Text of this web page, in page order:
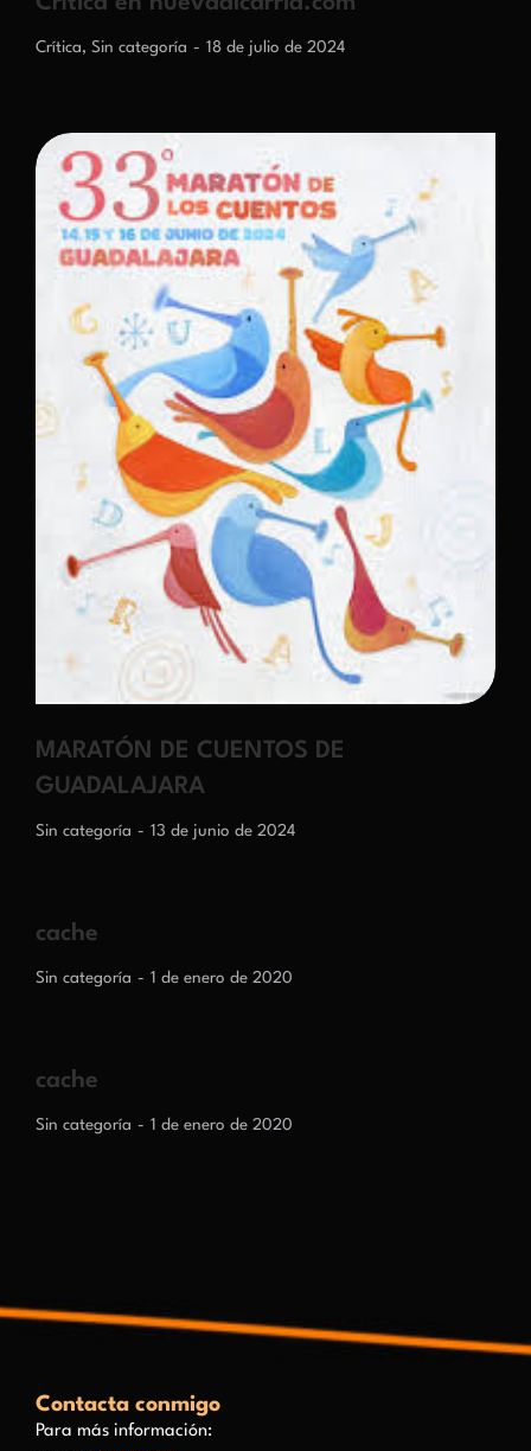
Crítica, Sin categoría 18 de julio de 2024
MARATÓN DE CUENTOS DE
GUADALAJARA
Sin categoría 13 de junio de 2024
cache
Sin categoría 1 de enero de 2020
cache
Sin categoría 1 de enero de 2020
Contacta conmigo
Para más información: